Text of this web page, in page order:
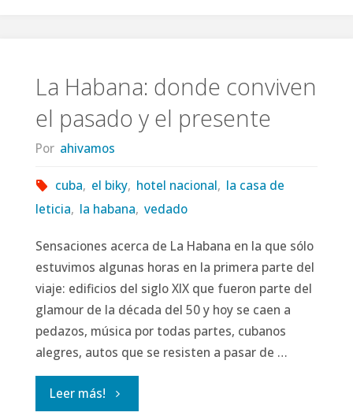
La Habana: donde conviven
el pasado y el presente
Por ahivamos
cuba, el biky, hotel nacional, la casa de
leticia, la habana, vedado
Sensaciones acerca de La Habana en la que sólo
estuvimos algunas horas en la primera parte del
viaje: edificios del siglo XIX que fueron parte del
glamour de la década del 50 y hoy se caen a
pedazos, música por todas partes, cubanos
alegres, autos que se resisten a pasar de …
Leer más! "La